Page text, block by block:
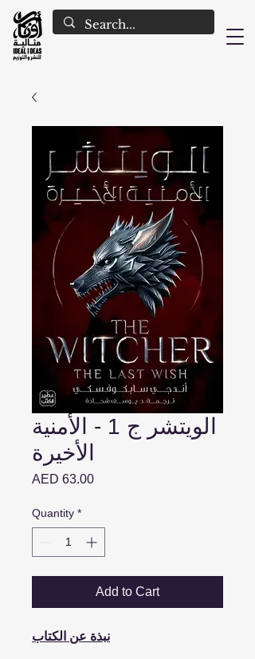
الويتشر ج 1 - الأمنية
الأخيرة
AED 63.00Price
Quantity *
Add to Cart
نبذة عن الكتاب